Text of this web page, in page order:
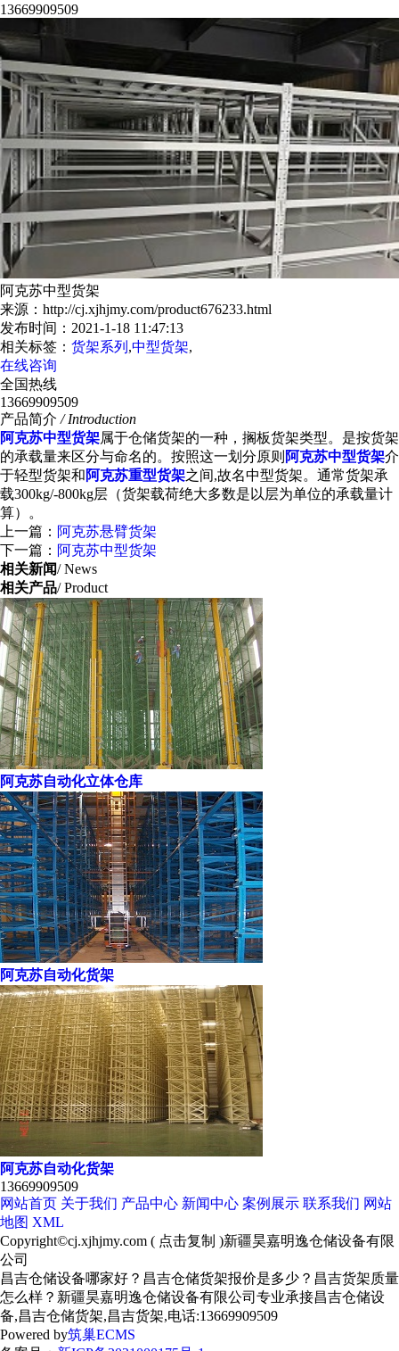
13669909509
阿克苏中型货架
来源：http://cj.xjhjmy.com/product676233.html
发布时间：2021-1-18 11:47:13
相关标签： 货架系列 ,中型货架,
在线咨询
全国热线
13669909509
产品简介 / Introduction
阿克苏中型货架属于仓储货架的一种，搁板货架类型。是按货架
的承载量来区分与命名的。按照这一划分原则 阿克苏中型货架介
于轻型货架和阿克苏重型货架之间,故名中型货架。通常货架承
载300kg/-800kg层（货架载荷绝大多数是以层为单位的承载量计
算）。
上一篇： 阿克苏悬臂货架
下一篇： 阿克苏中型货架
相关新闻/ News
相关产品/ Product
阿克苏自动化立体仓库
阿克苏自动化货架
阿克苏自动化货架
13669909509
网站首页 关于我们 产品中心 新闻中心 案例展示 联系我们 网站
地图 XML
Copyright©cj.xjhjmy.com ( 点击复制 )新疆昊嘉明逸仓储设备有限
公司
昌吉仓储设备哪家好？昌吉仓储货架报价是多少？昌吉货架质量
怎么样？新疆昊嘉明逸仓储设备有限公司专业承接昌吉仓储设
备,昌吉仓储货架,昌吉货架,电话:13669909509
Powered by筑巢ECMS